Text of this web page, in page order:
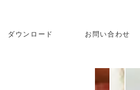
ダウンロード お問い合わせ